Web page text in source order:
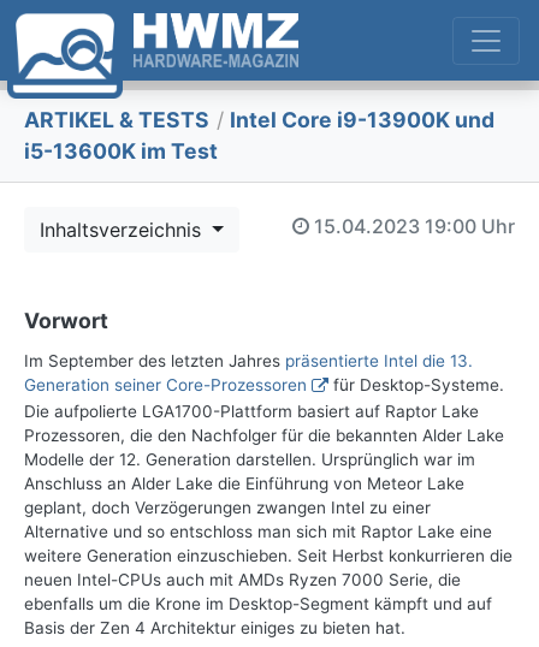
ARTIKEL & TESTS / Intel Core i9-13900K und
i5-13600K im Test
Inhaltsverzeichnis 15.04.2023 19:00 Uhr
Vorwort
Im September des letzten Jahres präsentierte Intel die 13.
Generation seiner Core-Prozessoren
für Desktop-Systeme.
Die aufpolierte LGA1700-Plattform basiert auf Raptor Lake
Prozessoren, die den Nachfolger für die bekannten Alder Lake
Modelle der 12. Generation darstellen. Ursprünglich war im
Anschluss an Alder Lake die Einführung von Meteor Lake
geplant, doch Verzögerungen zwangen Intel zu einer
Alternative und so entschloss man sich mit Raptor Lake eine
weitere Generation einzuschieben. Seit Herbst konkurrieren die
neuen Intel-CPUs auch mit AMDs Ryzen 7000 Serie, die
ebenfalls um die Krone im Desktop-Segment kämpft und auf
Basis der Zen 4 Architektur einiges zu bieten hat.